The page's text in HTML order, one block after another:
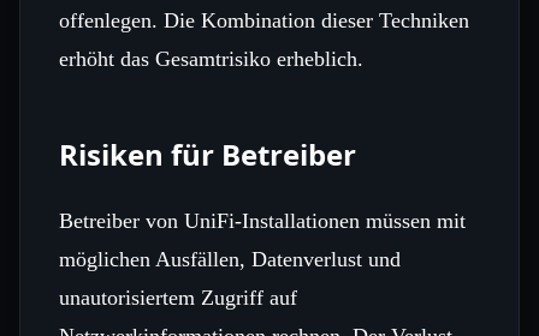
offenlegen. Die Kombination dieser Techniken
erhöht das Gesamtrisiko erheblich.
Risiken für Betreiber
Betreiber von UniFi‑Installationen müssen mit
möglichen Ausfällen, Datenverlust und
unautorisiertem Zugriff auf